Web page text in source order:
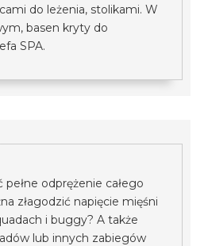
do leżenia, stolikami. W
basen kryty do
SPA.
pełne odprężenie całego
złagodzić napięcie mięśni
i buggy? A także
lub innych zabiegów